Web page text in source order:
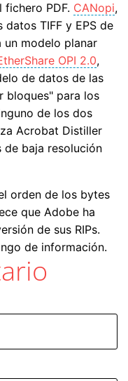
fichero PDF. CANopi,
TIFF y EPS de
un modelo planar
OPI 2.0,
de datos de las
bloques" para los
de los dos
Acrobat Distiller
de baja resolución
orden de los bytes
que Adobe ha
de sus RIPs.
de información.